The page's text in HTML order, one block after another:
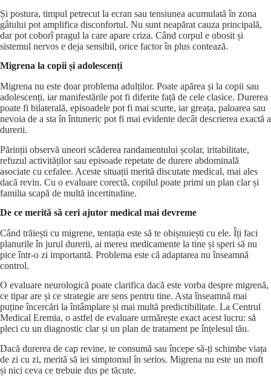
Și postura, timpul petrecut la ecran sau tensiunea acumulată în zona
gâtului pot amplifica disconfortul. Nu sunt neapărat cauza principală,
dar pot coborî pragul la care apare criza. Când corpul e obosit și
sistemul nervos e deja sensibil, orice factor în plus contează.
Migrena la copii și adolescenți
Migrena nu este doar problema adulților. Poate apărea și la copii sau
adolescenți, iar manifestările pot fi diferite față de cele clasice. Durerea
poate fi bilaterală, episoadele pot fi mai scurte, iar greața, paloarea sau
nevoia de a sta în întuneric pot fi mai evidente decât descrierea exactă a
durerii.
Părinții observă uneori scăderea randamentului școlar, iritabilitate,
refuzul activităților sau episoade repetate de durere abdominală
asociate cu cefalee. Aceste situații merită discutate medical, mai ales
dacă revin. Cu o evaluare corectă, copilul poate primi un plan clar și
familia scapă de multă incertitudine.
De ce merită să ceri ajutor medical mai devreme
Când trăiești cu migrene, tentația este să te obișnuiești cu ele. Îți faci
planurile în jurul durerii, ai mereu medicamente la tine și speri să nu
pice într-o zi importantă. Problema este că adaptarea nu înseamnă
control.
O evaluare neurologică poate clarifica dacă este vorba despre migrenă,
ce tipar are și ce strategie are sens pentru tine. Asta înseamnă mai
puține încercări la întâmplare și mai multă predictibilitate. La Centrul
Medical Eremia, o astfel de evaluare urmărește exact acest lucru: să
pleci cu un diagnostic clar și un plan de tratament pe înțelesul tău.
Dacă durerea de cap revine, te consumă sau începe să-ți schimbe viața
de zi cu zi, merită să iei simptomul în serios. Migrena nu este un moft
și nici ceva ce trebuie dus pe tăcute.